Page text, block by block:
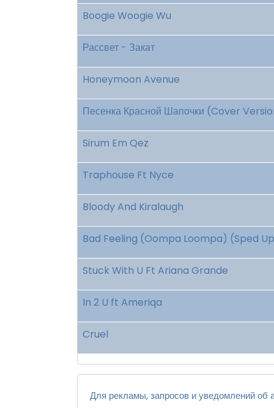
Boogie Woogie Wu
Рассвет - Закат
Honeymoon Avenue
Песенка Красной Шапочки (Cover
Sirum Em Qez
Traphouse Ft Nyce
Bloody And Kiralaugh
Bad Feeling (Oompa Loompa) (Sped
Stuck With U Ft Ariana Grande
In 2 U ft Ameriqa
Cruel
Для рекламы, запросов и уведомлений об